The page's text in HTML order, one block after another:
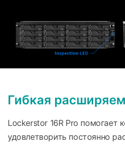
Гибкая
Lockerstor 16R Pro помогает
удовлетворить постоянно